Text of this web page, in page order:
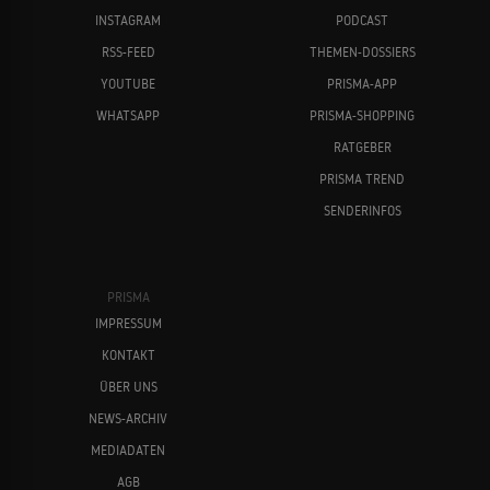
INSTAGRAM
RSS-FEED
YOUTUBE
WHATSAPP
PODCAST
THEMEN-DOSSIERS
PRISMA-APP
PRISMA-SHOPPING
RATGEBER
PRISMA TREND
SENDERINFOS
PRISMA
IMPRESSUM
KONTAKT
ÜBER UNS
NEWS-ARCHIV
MEDIADATEN
AGB